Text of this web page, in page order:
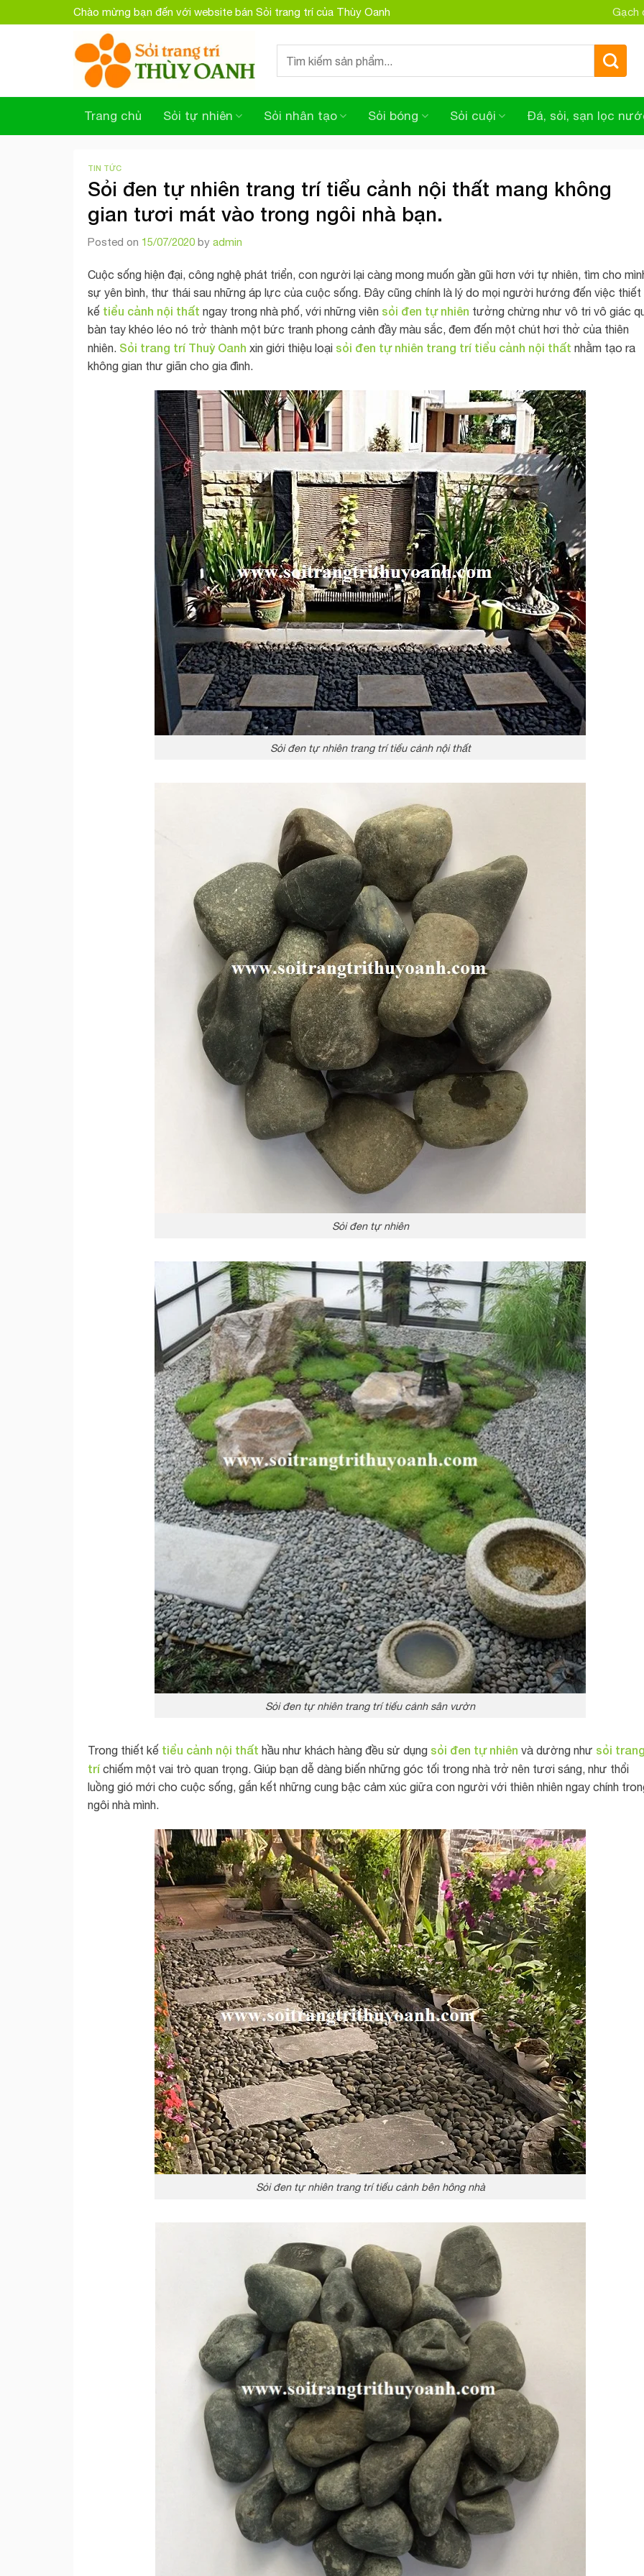
to
Chào mừng bạn đến với website bán Sỏi trang trí của Thùy Oanh Gạch
Search
Trang chủ Sỏi tự nhiên Sỏi nhân tạo Sỏi bóng Sỏi cuội Đá, sỏi, sạn lọc
TIN TỨC
Sỏi đen tự nhiên trang trí tiểu cảnh nội thất mang không
gian tươi mát vào trong ngôi nhà bạn.
Posted on 15/07/2020 by admin
Cuộc sống hiện đại, công nghệ phát triển, con người lại càng mong muốn gần gũi hơn với tự nhiên, tìm cho
sự yên bình, thư thái sau những áp lực của cuộc sống. Đây cũng chính là lý do mọi người hướng đến việc thiết
kế tiểu cảnh nội thất ngay trong nhà phố, với những viên sỏi đen tự nhiên tưởng chừng như vô tri vô giác
bàn tay khéo léo nó trở thành một bức tranh phong cảnh đầy màu sắc, đem đến một chút hơi thở của thiên
nhiên. Sỏi trang trí Thuỳ Oanh xin giới thiệu loại sỏi đen tự nhiên trang trí tiểu cảnh nội thất nhằm tạo ra
không gian thư giãn cho gia đình.
Sỏi đen tự nhiên trang trí tiểu cảnh nội thất
Sỏi đen tự nhiên
Sỏi đen tự nhiên trang trí tiểu cảnh sân vườn
Trong thiết kế tiểu cảnh nội thất hầu như khách hàng đều sử dụng sỏi đen tự nhiên và dường như sỏi
trí chiếm một vai trò quan trọng. Giúp bạn dễ dàng biến những góc tối trong nhà trở nên tươi sáng, như thổi
luồng gió mới cho cuộc sống, gắn kết những cung bậc cảm xúc giữa con người với thiên nhiên ngay chính
ngôi nhà mình.
Sỏi đen tự nhiên trang trí tiểu cảnh bên hông nhà